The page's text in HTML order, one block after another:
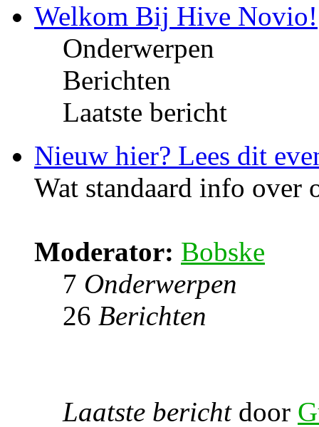
Welkom Bij Hive Novio!
Onderwerpen
Berichten
Laatste bericht
Nieuw hier? Lees dit
Wat standaard info over
Moderator: Bobske
7 Onderwerpen
26 Berichten
Laatste berichtdoor